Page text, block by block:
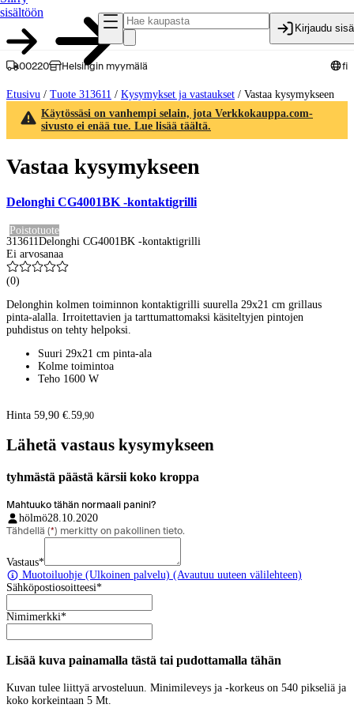
sisältöön
Kirjaudu
00220 Helsingin myymälä fi
Etusivu / Tuote 313611 / Kysymykset ja vastaukset / Vastaa kysymykseen
Käytössäsi on vanhempi selain, jota Verkkokauppa.com-
sivusto ei enää tue. Lue lisää täältä.
Vastaa kysymykseen
Delonghi CG4001BK -kontaktigrilli
Poistotuote
313611 Delonghi CG4001BK -kontaktigrilli
Ei arvosanaa
(0)
Delonghin kolmen toiminnon kontaktigrilli suurella 29x21 cm grillaus
pinta-alalla. Irroitettavien ja tarttumattomaksi käsiteltyjen pintojen
puhdistus on tehty helpoksi.
Suuri 29x21 cm pinta-ala
Kolme toimintoa
Teho 1600 W
Hinta 59,90 €. 59,90
Lähetä vastaus kysymykseen
tyhmästä päästä kärsii koko kroppa
Mahtuuko tähän normaali panini?
hölmö28.10.2020
Tähdellä (*) merkitty on pakollinen tieto.
Vastaus*
Muotoiluohje (Ulkoinen palvelu) (Avautuu uuteen välilehteen)
Sähköpostiosoitteesi*
Nimimerkki*
Lisää kuva painamalla tästä tai pudottamalla tähän
Kuvan tulee liittyä arvosteluun. Minimileveys ja -korkeus on 540 pikseliä ja
koko korkeintaan 5 Mt.